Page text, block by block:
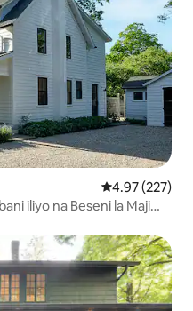
Ukadiriaji wa
4.97 (227)
iliyo na Beseni la Maji